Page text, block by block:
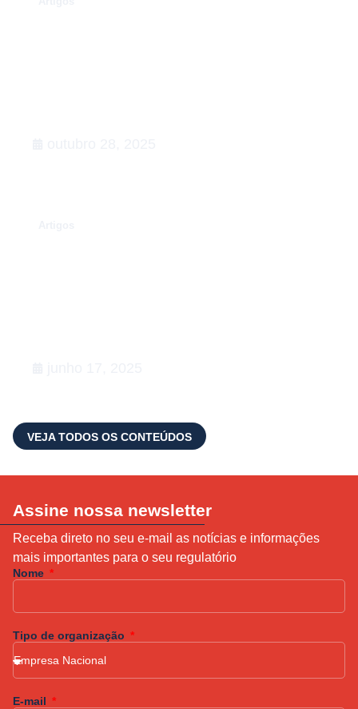
VEJA TODOS OS CONTEÚDOS
Assine nossa newsletter
Receba direto no seu e-mail as notícias e informações
mais importantes para o seu regulatório
Nome
Tipo de organização
E-mail